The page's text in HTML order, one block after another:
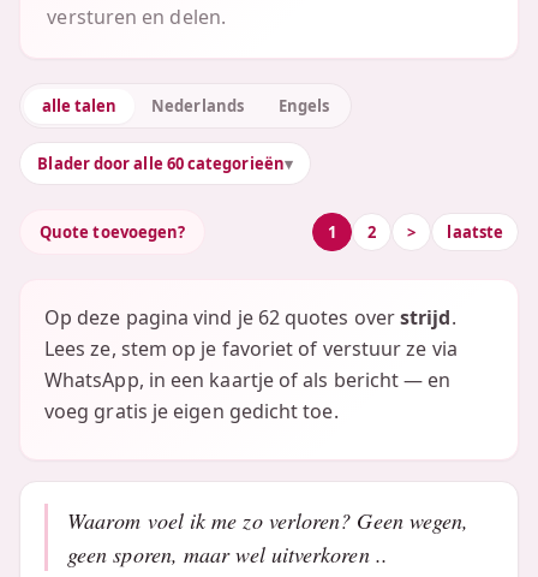
versturen en delen.
alle talen Nederlands Engels
Blader door alle 60 categorieën
Quote toevoegen? 1 2 > laatste
Op deze pagina vind je 62 quotes overstrijd.
Lees ze, stem op je favoriet of verstuur ze via
WhatsApp, in een kaartje of als bericht — en
voeg gratis je eigen gedicht toe.
Waarom voel ik me zo verloren? Geen wegen,
geen sporen, maar wel uitverkoren ..